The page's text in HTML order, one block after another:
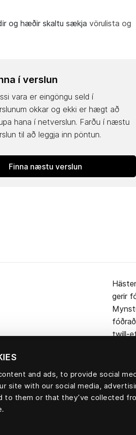
and ads, to provide social
site with our social media,
to them or that they’ve collected
og hæðir skaltu sækja vörulista og
í verslun
vara er eingöngu seld í
okkar og ekki er hægt að
hana í netverslun. Farðu í næstu
til að leggja inn pöntun.
Finna næstu verslun
gerir
twill-
100